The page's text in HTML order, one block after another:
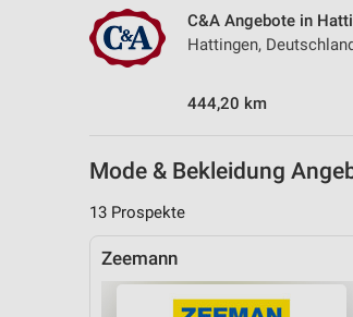
C&A Angebote in
Hattingen, Deutschland
444,20 km
Mode & Bekleidung
13 Prospekte
Zeemann
Verwendung reduzierter Daten zur Auswahl
IAB-Besonderheiten:
Nicht-IAB-Verarbeitungszwecke: